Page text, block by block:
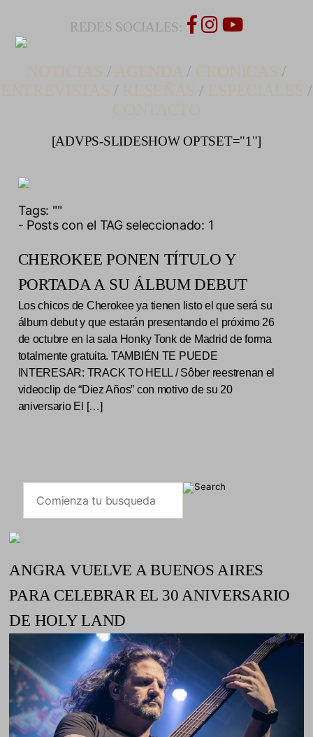
REDES SOCIALES:
/ /
/
/ /
/
[ADVPS-SLIDESHOW OPTSET="1"]
Tags: ""
- Posts con el TAG seleccionado: 1
CHEROKEE PONEN TÍTULO Y
PORTADA A SU ÁLBUM DEBUT
Los chicos de Cherokee ya tienen listo el que será su
álbum debut y que estarán presentando el próximo 26
de octubre en la sala Honky Tonk de Madrid de forma
totalmente gratuita. TAMBIÉN TE PUEDE
INTERESAR: TRACK TO HELL / Sôber reestrenan el
videoclip de “Diez Años” con motivo de su 20
aniversario El […]
ANGRA VUELVE A BUENOS AIRES
PARA CELEBRAR EL 30 ANIVERSARIO
DE HOLY LAND